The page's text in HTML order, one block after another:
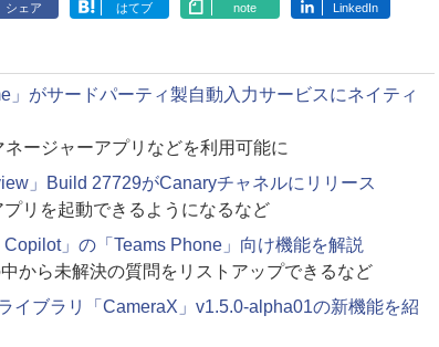
シェア はてブ note LinkedIn
」がサードパーティ製自動入力サービスにネイティ
ージャーアプリなどを利用可能に
」Build 27729がCanaryチャネルにリリース
プリを起動できるようになるなど
」の「Teams Phone」向け機能を解説
から未解決の質問をリストアップできるなど
イブラリ「CameraX」v1.5.0-alpha01の新機能を紹